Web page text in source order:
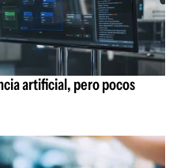
artificial, pero pocos